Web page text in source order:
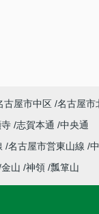
古屋市中区 名古屋市
志賀本通
中央通
名古屋市営東山線
金山 神領 瓢箪山